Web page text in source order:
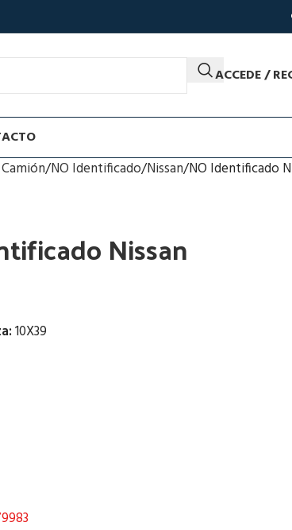
ACCEDE /
NO Identificado Nissan NO Identificado
Nissan
10X39